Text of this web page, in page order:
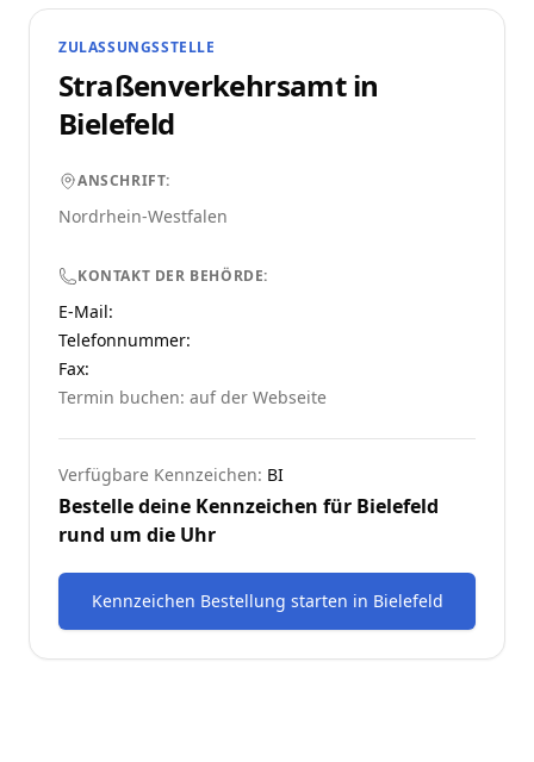
ZULASSUNGSSTELLE
Straßenverkehrsamt in
Bielefeld
ANSCHRIFT:
Nordrhein-Westfalen
KONTAKT DER BEHÖRDE:
E-Mail:
Telefonnummer:
Fax:
Termin buchen: auf der Webseite
Verfügbare Kennzeichen: BI
Bestelle deine Kennzeichen für Bielefeld
rund um die Uhr
Kennzeichen Bestellung starten in Bielefeld